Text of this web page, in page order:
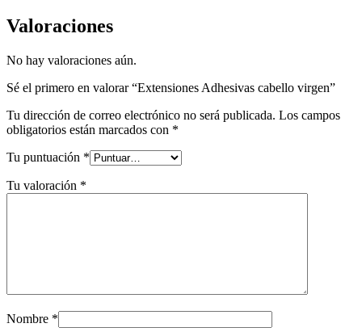
Valoraciones
No hay valoraciones aún.
Sé el primero en valorar “Extensiones Adhesivas cabello virgen”
Tu dirección de correo electrónico no será publicada. Los campos
obligatorios están marcados con *
Tu puntuación *
Tu valoración *
Nombre *